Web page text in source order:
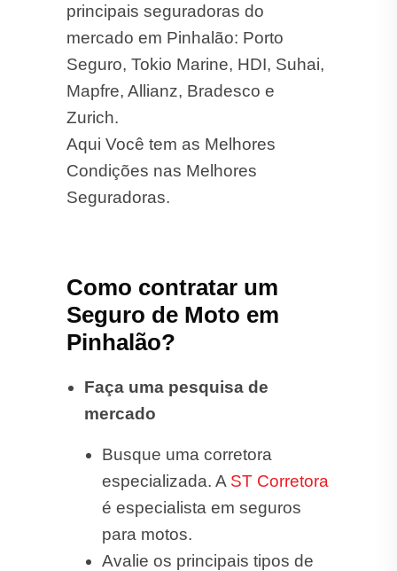
principais seguradoras do
mercado em Pinhalão: Porto
Seguro, Tokio Marine, HDI, Suhai,
Mapfre, Allianz, Bradesco e
Zurich.
Aqui Você tem as Melhores
Condições nas Melhores
Seguradoras.
Como contratar um
Seguro de Moto em
Pinhalão?
Faça uma pesquisa de
mercado
Busque uma corretora
especializada. A ST Corretora
é especialista em seguros
para motos.
Avalie os principais tipos de